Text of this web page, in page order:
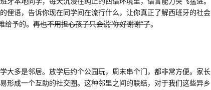
俚语，告诉你现在同学间在流行什么，让你真正了解西班牙的社会
予的。 再也不用担心孩子只会说“你好谢谢”了。
大多是邻居。放学后约个公园玩，周末串个门，都非常方便。家长
形成一个互助的社交圈。这种邻里之间的联结，对于我们这些异乡